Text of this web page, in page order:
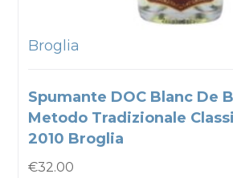
Broglia
Spumante DOC Blanc De
Metodo Tradizionale
2010 Broglia
€32.00